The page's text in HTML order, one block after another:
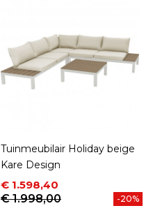
Tuinmeubilair Holiday beige
Kare Design
Prijs
€ 1.598,40
Normale prijs
€ 1.998,00
-20%